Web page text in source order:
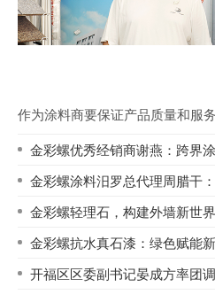
作为涂料商要保证产品质量和服
金彩螺优秀经销商谢燕：跨界
金彩螺涂料汨罗总代理周腊干
金彩螺轻理石，构建外墙新世界
金彩螺抗水真石漆：绿色赋能
开福区区委副书记晏成方率团